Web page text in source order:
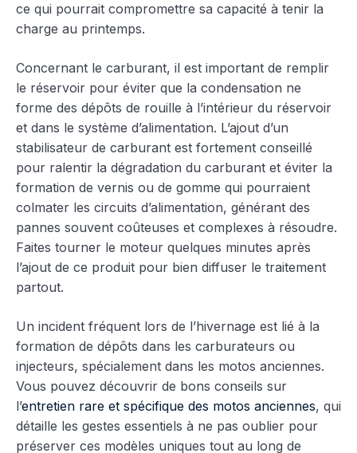
ce qui pourrait compromettre sa capacité à tenir la
charge au printemps.
Concernant le carburant, il est important de remplir
le réservoir pour éviter que la condensation ne
forme des dépôts de rouille à l’intérieur du réservoir
et dans le système d’alimentation. L’ajout d’un
stabilisateur de carburant est fortement conseillé
pour ralentir la dégradation du carburant et éviter la
formation de vernis ou de gomme qui pourraient
colmater les circuits d’alimentation, générant des
pannes souvent coûteuses et complexes à résoudre.
Faites tourner le moteur quelques minutes après
l’ajout de ce produit pour bien diffuser le traitement
partout.
Un incident fréquent lors de l’hivernage est lié à la
formation de dépôts dans les carburateurs ou
injecteurs, spécialement dans les motos anciennes.
Vous pouvez découvrir de bons conseils sur
l’entretien rare et spécifique des motos anciennes, qui
détaille les gestes essentiels à ne pas oublier pour
préserver ces modèles uniques tout au long de